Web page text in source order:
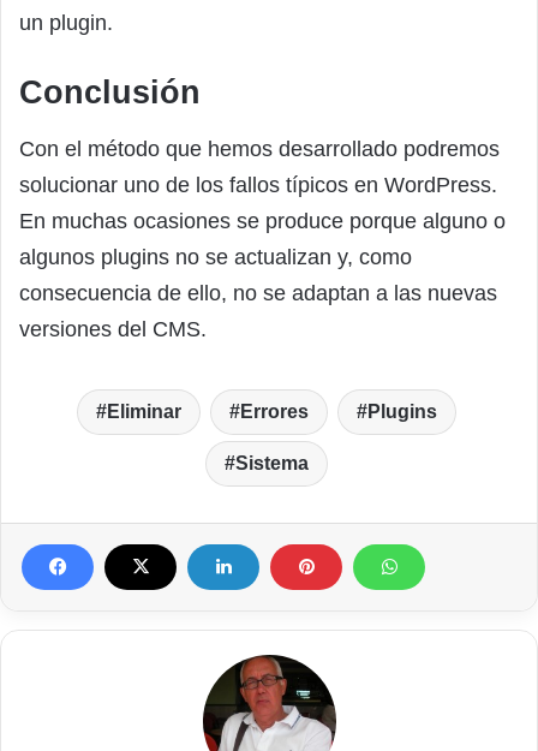
un plugin.
Conclusión
Con el método que hemos desarrollado podremos
solucionar uno de los fallos típicos en WordPress.
En muchas ocasiones se produce porque alguno o
algunos plugins no se actualizan y, como
consecuencia de ello, no se adaptan a las nuevas
versiones del CMS.
Eliminar Errores Plugins
Sistema